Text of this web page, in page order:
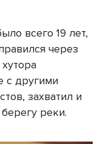
всего 19 лет,
через
с другими
захватил и
реки.